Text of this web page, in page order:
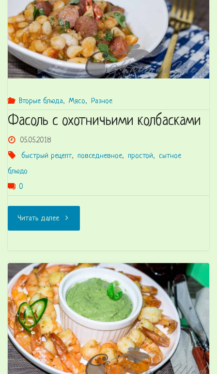
Вторые блюда, Мясо, Разное
Фасоль с охотничьими колбасками
05.05.2018
быстрый рецепт, повседневное, простой, сытное
блюдо
0
Читать далее"Фасоль
охотничьими
колбасками"